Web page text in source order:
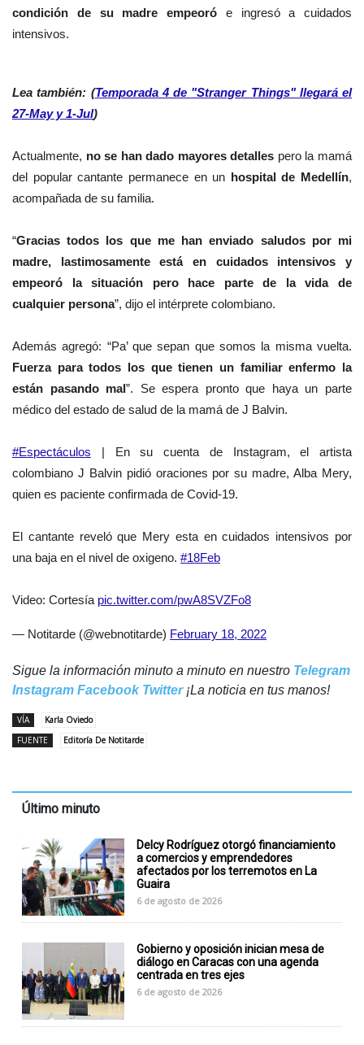
condición de su madre empeoró e ingresó a cuidados
intensivos.
Lea también: (Temporada 4 de "Stranger Things" llegará el
27-May y 1-Jul)
Actualmente, no se han dado mayores detalles pero la mamá
del popular cantante permanece en un hospital de Medellín,
acompañada de su familia.
“Gracias todos los que me han enviado saludos por mi
madre, lastimosamente está en cuidados intensivos y
empeoró la situación pero hace parte de la vida de
cualquier persona”, dijo el intérprete colombiano.
Además agregó: “Pa’ que sepan que somos la misma vuelta.
Fuerza para todos los que tienen un familiar enfermo la
están pasando mal”. Se espera pronto que haya un parte
médico del estado de salud de la mamá de J Balvin.
#Espectáculos | En su cuenta de Instagram, el artista
colombiano J Balvin pidió oraciones por su madre, Alba Mery,
quien es paciente confirmada de Covid-19.
El cantante reveló que Mery esta en cuidados intensivos por
una baja en el nivel de oxigeno. #18Feb
Video: Cortesía pic.twitter.com/pwA8SVZFo8
— Notitarde (@webnotitarde) February 18, 2022
Sigue la información minuto a minuto en nuestro Telegram
Instagram Facebook Twitter¡La noticia en tus manos!
VÍA
Karla Oviedo
FUENTE
Editoría De Notitarde
Último minuto
Delcy Rodríguez otorgó financiamiento
a comercios y emprendedores
afectados por los terremotos en La
Guaira
6 de agosto de 2026
Gobierno y oposición inician mesa de
diálogo en Caracas con una agenda
centrada en tres ejes
6 de agosto de 2026